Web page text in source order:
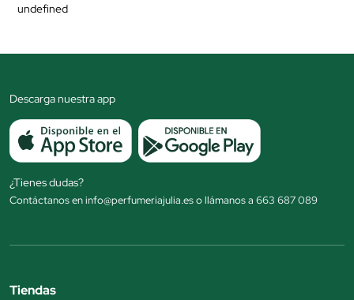
undefined
Descarga nuestra app
¿Tienes dudas?
Contáctanos en info@perfumeriajulia.es o llámanos a 663 687 089
Tiendas